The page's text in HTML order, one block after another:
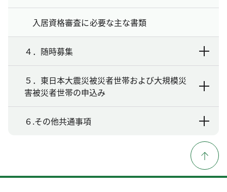
入居資格審査に必要な主な書類
４．随時募集
５．東日本大震災被災者世帯および大規模災
害被災者世帯の申込み
６.その他共通事項